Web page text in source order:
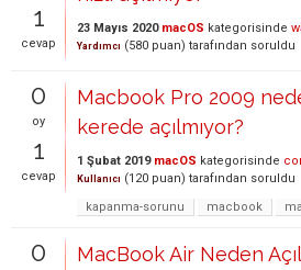
1
cevap
23 Mayıs 2020 macOS kategorisinde
Yardımcı (580 puan) tarafından soruldu
0
oy
1
cevap
Macbook Pro 2009
kerede açılmıyor?
1 Şubat 2019 macOS kategorisinde
Kullanıcı (120 puan) tarafından soruldu
kapanma-sorunu
macbook
0 MacBook Air Neden